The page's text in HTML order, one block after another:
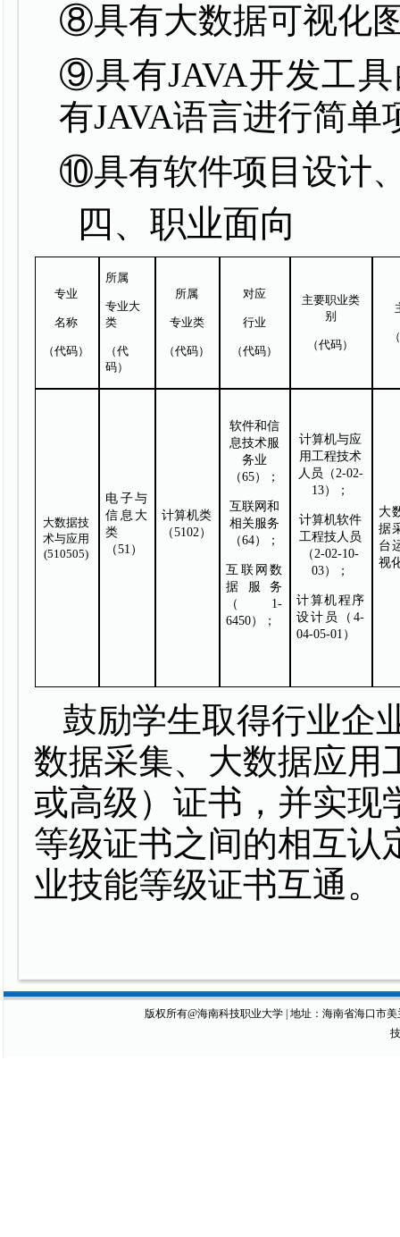
⑧具有大数据可视化
⑨具有JAVA开发工
有JAVA语言进行简单
⑩具有软件项目设计
四、职业面向
专业
名称
（代码）
所属
专业大
类
（代
码）
所属
专业类
（代码）
对应
行业
（代码）
主要职业类
别
（代码）
大数据技
术与应用
(510505)
电子与
信息大
类
（51）
计算机类
（5102）
软件和信
息技术服
务业
（65）；
互联网和
相关服务
（64）；
互联网数
据服务
（ 1-
6450）
；
计算机与应
用工程技术
人员（2-02-
13）；
计算机软件
工程技人员
（2-02-10-
03）
；
计算机程序
设计员（4-
04-05-01）
大
据
台
视
鼓励学生取得行业企
数据采集、大数据应用
或高级）证书，并实现
等级证书之间的相互认
业技能等级证书互通。
版权所有@海南科技职业大学 | 地址：海南省海口市